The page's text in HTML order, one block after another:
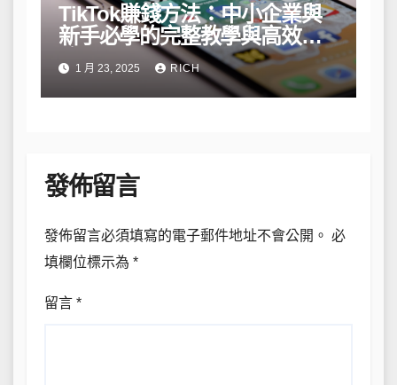
TikTok賺錢方法：中小企業與
新手必學的完整教學與高效策
略1 月 23, 2025 RICH
發佈留言
發佈留言必須填寫的電子郵件地址不會公開。 必
填欄位標示為 *
留言 *